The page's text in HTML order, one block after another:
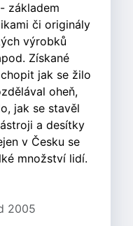
základem
či originály
výrobků
Získané
jak se žilo
oheň,
jak se stavěl
a desítky
v Česku se
množství lidí.
2005